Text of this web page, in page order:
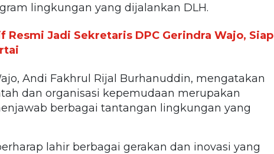
lingkungan yang dijalankan DLH.
Resmi Jadi Sekretaris DPC Gerindra Wajo, Siap
Andi Fakhrul Rijal Burhanuddin, mengatakan
dan organisasi kepemudaan merupakan
berbagai tantangan lingkungan yang
lahir berbagai gerakan dan inovasi yang